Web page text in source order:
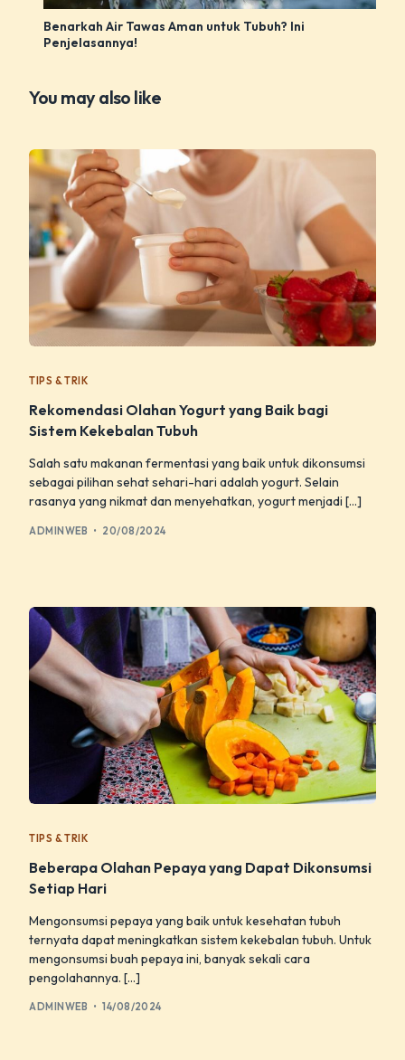
Benarkah Air Tawas Aman untuk Tubuh? Ini
Penjelasannya!
You may also like
TIPS & TRIK
Rekomendasi Olahan Yogurt yang Baik bagi
Sistem Kekebalan Tubuh
Salah satu makanan fermentasi yang baik untuk dikonsumsi
sebagai pilihan sehat sehari-hari adalah yogurt. Selain
rasanya yang nikmat dan menyehatkan, yogurt menjadi […]
ADMINWEB 20/08/2024
TIPS & TRIK
Beberapa Olahan Pepaya yang Dapat Dikonsumsi
Setiap Hari
Mengonsumsi pepaya yang baik untuk kesehatan tubuh
ternyata dapat meningkatkan sistem kekebalan tubuh. Untuk
mengonsumsi buah pepaya ini, banyak sekali cara
pengolahannya. […]
ADMINWEB 14/08/2024